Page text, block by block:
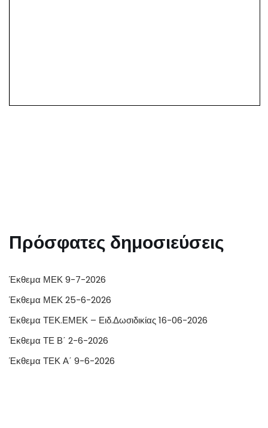
Πρόσφατες δημοσιεύσεις
Έκθεμα ΜΕΚ 9-7-2026
Έκθεμα ΜΕΚ 25-6-2026
Έκθεμα ΤΕΚ.ΕΜΕΚ – Ειδ.Δωσιδικίας 16-06-2026
Έκθεμα ΤΕ Β΄ 2-6-2026
Έκθεμα ΤΕΚ Α΄ 9-6-2026